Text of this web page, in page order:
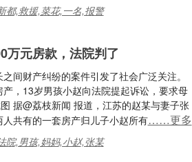
都,救援,菜花,一名,报警
万元房款，法院判了
间财产纠纷的案件引发了社会广泛关注。
，13岁男孩小赵向法院提起诉讼，要求母
据@荔枝新闻 报道，江苏的赵某与妻子张
共有的一套房产归儿子小赵所有……更多
院,男孩,妈妈,小赵,张某